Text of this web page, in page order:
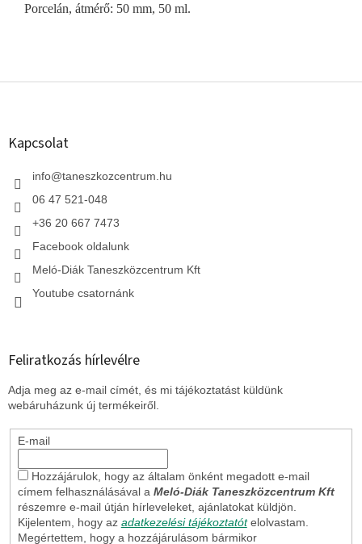
Porcelán, átmérő: 50 mm, 50 ml.
L
Kapcsolat
info@taneszkozcentrum.hu
06 47 521-048
+36 20 667 7473
Facebook oldalunk
Meló-Diák Taneszközcentrum Kft
Youtube csatornánk
Feliratkozás hírlevélre
Adja meg az e-mail címét, és mi tájékoztatást küldünk
webáruházunk új termékeiről.
E-mail
Hozzájárulok, hogy az általam önként megadott e-mail
címem felhasználásával a Meló-Diák Taneszközcentrum Kft
részemre e-mail útján hírleveleket, ajánlatokat küldjön.
Kijelentem, hogy az adatkezelési tájékoztatót elolvastam.
Megértettem, hogy a hozzájárulásom bármikor